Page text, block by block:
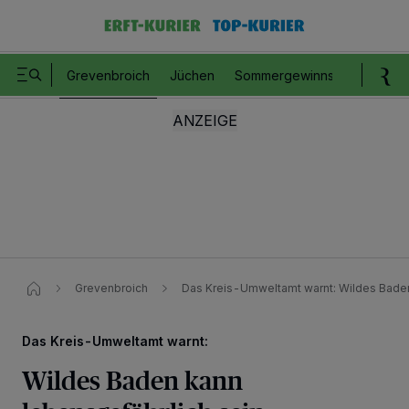
Grevenbroich Jüchen Sommergewinnspiel
Grevenbroich Das Kreis-Umweltamt warnt: Wildes
Das Kreis-Umweltamt warnt:
Wildes Baden kann